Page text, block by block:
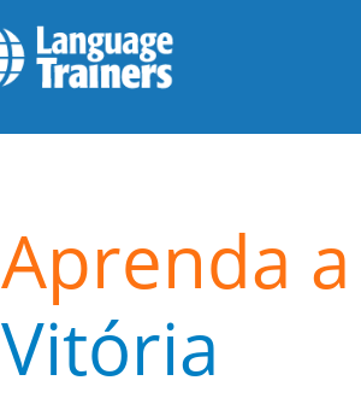
Aprenda
Vitória